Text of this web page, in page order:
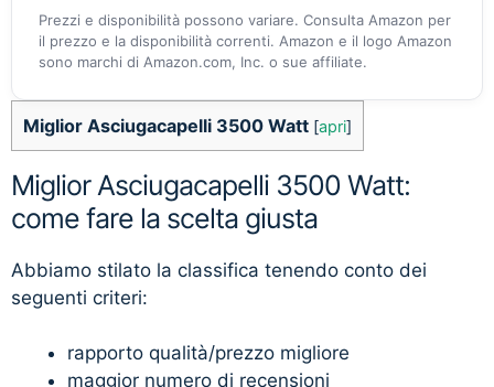
Prezzi e disponibilità possono variare. Consulta Amazon per
il prezzo e la disponibilità correnti. Amazon e il logo Amazon
sono marchi di Amazon.com, Inc. o sue affiliate.
Miglior Asciugacapelli 3500 Watt [apri]
Miglior Asciugacapelli 3500 Watt:
come fare la scelta giusta
Abbiamo stilato la classifica tenendo conto dei
seguenti criteri:
rapporto qualità/prezzo migliore
maggior numero di recensioni